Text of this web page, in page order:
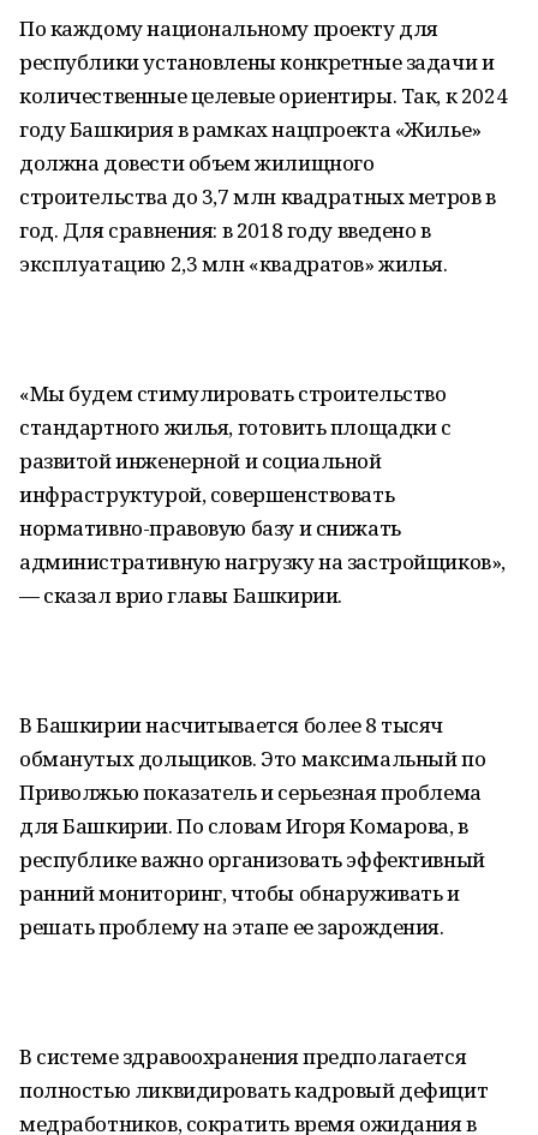
По каждому национальному проекту для
республики установлены конкретные задачи и
количественные целевые ориентиры. Так, к 2024
году Башкирия в рамках нацпроекта «Жилье»
должна довести объем жилищного
строительства до 3,7 млн квадратных метров в
год. Для сравнения: в 2018 году введено в
эксплуатацию 2,3 млн «квадратов» жилья.
«Мы будем стимулировать строительство
стандартного жилья, готовить площадки с
развитой инженерной и социальной
инфраструктурой, совершенствовать
нормативно-правовую базу и снижать
административную нагрузку на застройщиков»,
— сказал врио главы Башкирии.
В Башкирии насчитывается более 8 тысяч
обманутых дольщиков. Это максимальный по
Приволжью показатель и серьезная проблема
для Башкирии. По словам Игоря Комарова, в
республике важно организовать эффективный
ранний мониторинг, чтобы обнаруживать и
решать проблему на этапе ее зарождения.
В системе здравоохранения предполагается
полностью ликвидировать кадровый дефицит
медработников, сократить время ожидания в